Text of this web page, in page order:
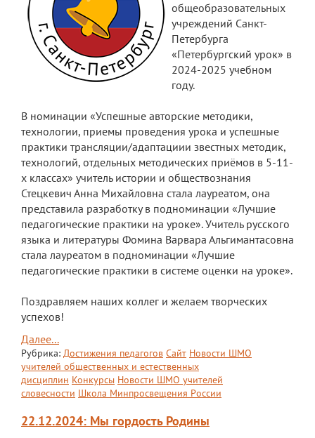
О Центре
Новости
Направления и программы
Педагоги
Расписание
Мероприятия
Контакты
общеобразовательных
учреждений Санкт-
Петербурга
«Петербургский урок» в
2024-2025 учебном
году.
В номинации «Успешные авторские методики,
технологии, приемы проведения урока и успешные
практики трансляции/адаптациии звестных методик,
технологий, отдельных методических приёмов в 5-11-
х классах» учитель истории и обществознания
Стецкевич Анна Михайловна стала лауреатом, она
представила разработку в подноминации «Лучшие
педагогические практики на уроке». Учитель русского
языка и литературы Фомина Варвара Альгимантасовна
стала лауреатом в подноминации «Лучшие
педагогические практики в системе оценки на уроке».
Поздравляем наших коллег и желаем творческих
успехов!
Далее...
Рубрика: Достижения педагогов Сайт Новости ШМО
учителей общественных и естественных
дисциплин Конкурсы Новости ШМО учителей
словесности Школа Минпросвещения России
22.12.2024: Мы гордость Родины